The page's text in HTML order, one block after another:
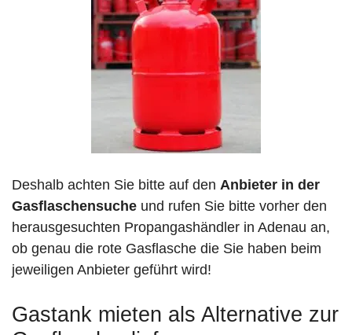
Deshalb achten Sie bitte auf den Anbieter in der
Gasflaschensuche und rufen Sie bitte vorher den
herausgesuchten Propangashändler in Adenau an,
ob genau die rote Gasflasche die Sie haben beim
jeweiligen Anbieter geführt wird!
Gastank mieten als Alternative zur